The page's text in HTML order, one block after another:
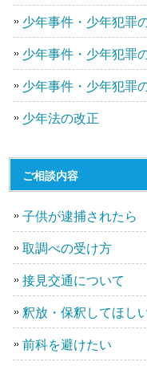
少年事件・少年犯罪
少年事件・少年犯罪
少年事件・少年犯罪
少年法の改正
ご相談内容
子供が逮捕されたら
取調べの受け方
接見交通について
釈放・保釈してほし
前科を避けたい